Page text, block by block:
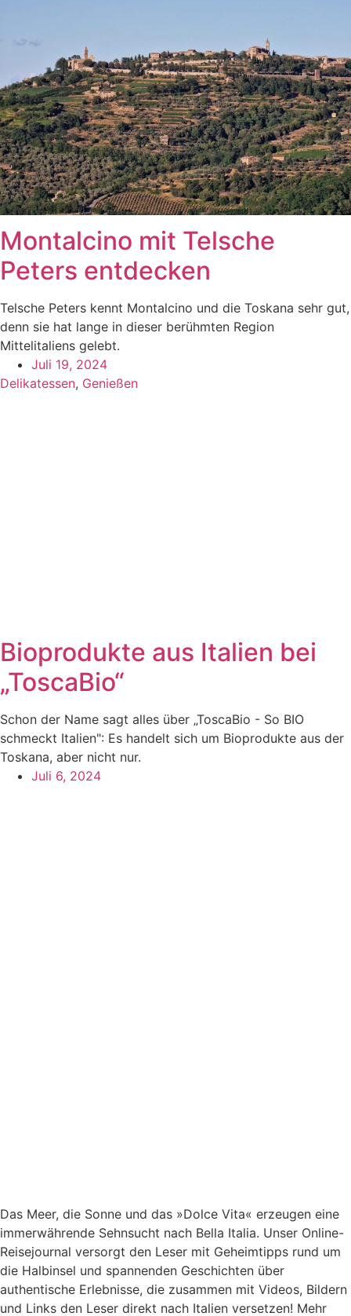
Montalcino mit Telsche
Peters entdecken
Telsche Peters kennt Montalcino und die Toskana sehr gut,
denn sie hat lange in dieser berühmten Region
Mittelitaliens gelebt.
Juli 19, 2024
Delikatessen, Genießen
Bioprodukte aus Italien bei
„ToscaBio“
Schon der Name sagt alles über „ToscaBio - So BIO
schmeckt Italien": Es handelt sich um Bioprodukte aus der
Toskana, aber nicht nur.
Juli 6, 2024
Das Meer, die Sonne und das »Dolce Vita« erzeugen eine
immerwährende Sehnsucht nach Bella Italia. Unser Online-
Reisejournal versorgt den Leser mit Geheimtipps rund um
die Halbinsel und spannenden Geschichten über
authentische Erlebnisse, die zusammen mit Videos, Bildern
und Links den Leser direkt nach Italien versetzen! Mehr